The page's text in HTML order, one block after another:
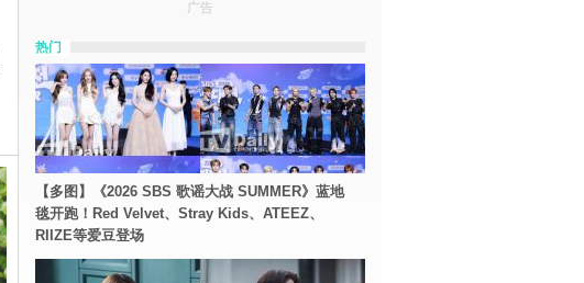
广告
热门
【多图】《2026 SBS 歌谣大战 SUMMER》蓝地
毯开跑！Red Velvet、Stray Kids、ATEEZ、
RIIZE等爱豆登场